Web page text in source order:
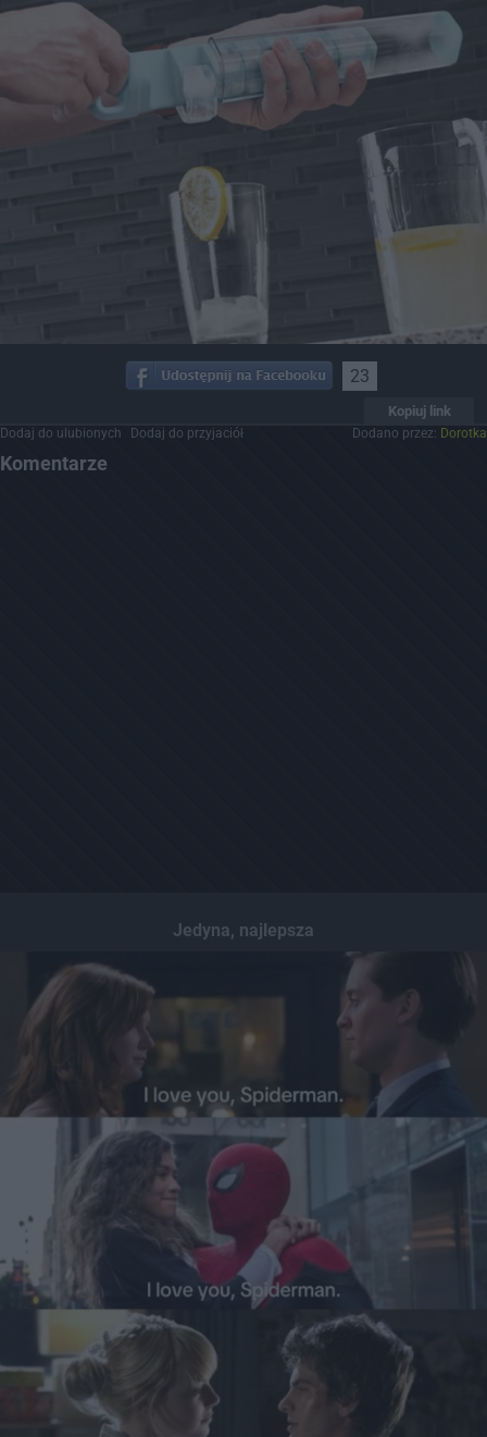
23
Kopiuj link
Dodaj do ulubionych Dodaj do przyjaciół Dodano przez: Dorotka
Komentarze
Jedyna, najlepsza